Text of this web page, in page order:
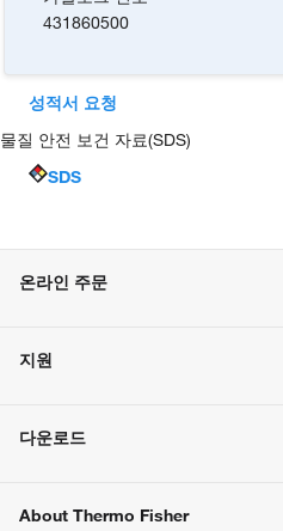
431860500
성적서 요청
물질 안전 보건 자료(SDS)
SDS
온라인 주문
주문 방법
벌크 주문
지원
고객 센터
웹사이트 개선사항
다운로드
About Thermo Fisher